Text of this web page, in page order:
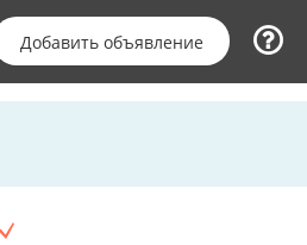
Добавить объявление